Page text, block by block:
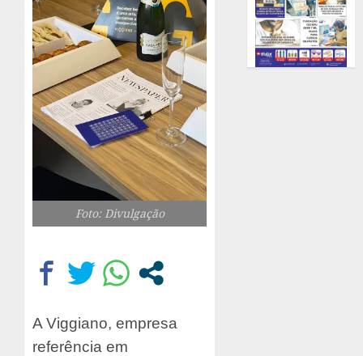
Foto: Divulgação
A Viggiano, empresa
referência em